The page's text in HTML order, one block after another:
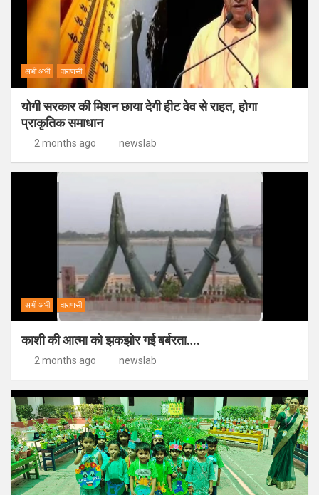
अभी अभी वाराणसी
योगी सरकार की मिशन छाया देगी हीट वेव से राहत, होगा
प्राकृतिक समाधान
2 months ago newslab
अभी अभी वाराणसी
काशी की आत्मा को झकझोर गई बर्बरता….
2 months ago newslab